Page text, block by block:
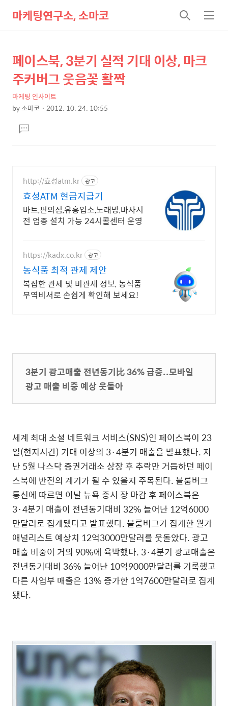
마케팅연구소, 소마코
검
색
메
뉴
상
세
컨
텐
본
문
제
목
페이스북, 3분기 실적 기대 이상, 마크
주커버그 웃음꽃 활짝
마케팅 인사이트
by소마코 2012. 10. 24. 10:55
문댓
글
http://효성atm.kr 광고
효성ATM 현금지급기
마트,편의점,유흥업소,노래방,마사지
전 업종 설치 가능 24시콜센터 운영
https://kadx.co.kr 광고
농식품 최적 관제 제안
복잡한 관세 및 비관세 정보, 농식품
무역비서로 손쉽게 확인해 보세요!
3분기 광고매출 전년동기比 36% 급증..모바일
광고 매출 비중 예상 웃돌아
세계 최대 소셜 네트워크 서비스(SNS)인 페이스북이 23
일(현지시간) 기대 이상의 3·4분기 매출을 발표했다. 지
난 5월 나스닥 증권거래소 상장 후 추락만 거듭하던 페이
스북에 반전의 계기가 될 수 있을지 주목된다. 블룸버그
통신에 따르면 이날 뉴욕 증시 장 마감 후 페이스북은
3·4분기 매출이 전년동기대비 32% 늘어난 12억6000
만달러로 집계됐다고 발표했다. 블룸버그가 집계한 월가
애널리스트 예상치 12억3000만달러를 웃돌았다. 광고
매출 비중이 거의 90%에 육박했다. 3·4분기 광고매출은
전년동기대비 36% 늘어난 10억9000만달러를 기록했고
다른 사업부 매출은 13% 증가한 1억7600만달러로 집계
됐다.